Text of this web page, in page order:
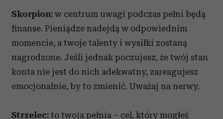
Skorpion: w centrum uwagi podczas pełni będą
finanse. Pieniądze nadejdą w odpowiednim
momencie, a twoje talenty i wysiłki zostaną
nagrodzone. Jeśli jednak poczujesz, że twój stan
konta nie jest do nich adekwatny, zareagujesz
emocjonalnie, by to zmienić. Uważaj na nerwy.
Strzelec: to twoja pełnia – cel, który mogłeś